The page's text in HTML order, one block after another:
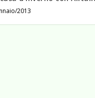
2013